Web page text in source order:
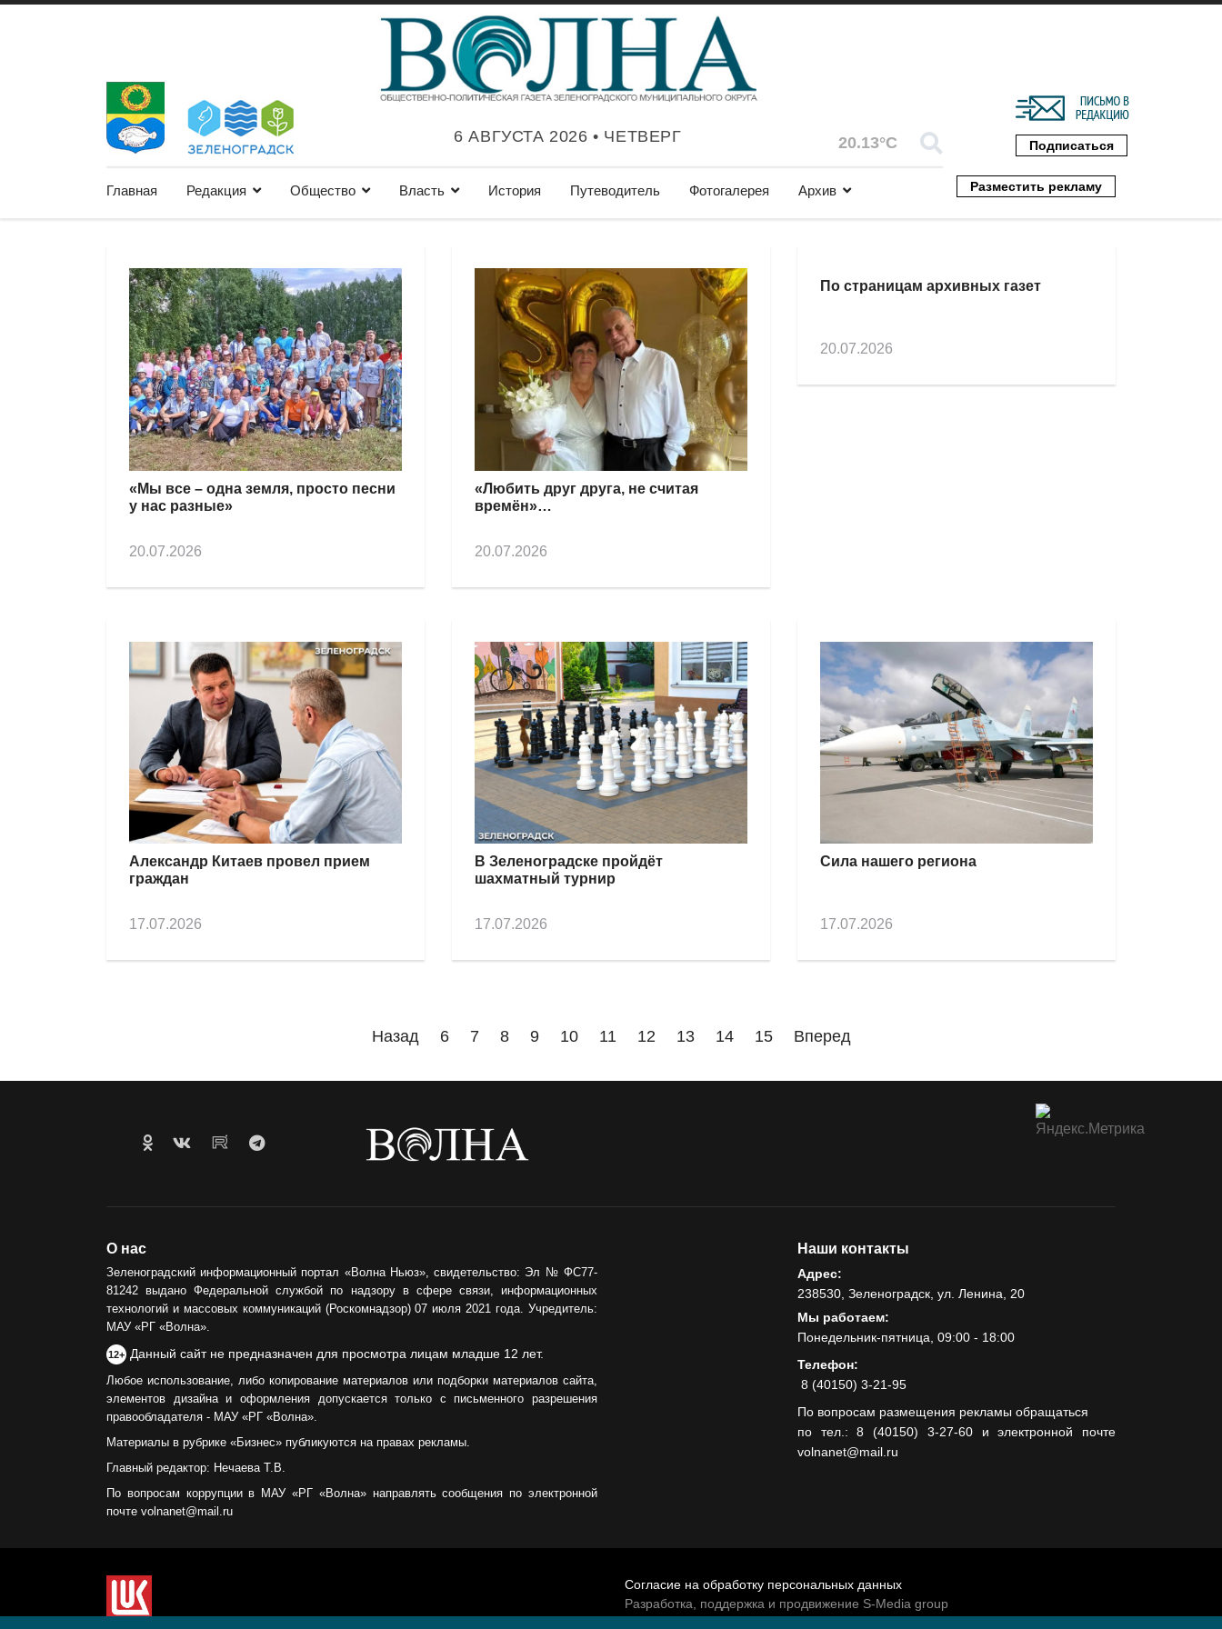
6 АВГУСТА 2026 • ЧЕТВЕРГ 20.13°C Подписаться
Главная Редакция Общество Власть История Путеводитель Фотогалерея Архив Разместить рекламу
«Мы все – одна земля, просто песни
у нас разные»
20.07.2026
«Любить друг друга, не считая
времён»…
20.07.2026
По страницам архивных газет
20.07.2026
Александр Китаев провел прием
граждан
17.07.2026
В Зеленоградске пройдёт
шахматный турнир
17.07.2026
Сила нашего региона
17.07.2026
Назад 6 7 8 9 10 11 12 13 14 15 Вперед
О нас
Зеленоградский информационный портал «Волна Ньюз», свидетельство: Эл № ФС77-
81242 выдано Федеральной службой по надзору в сфере связи, информационных
технологий и массовых коммуникаций (Роскомнадзор) 07 июля 2021 года. Учредитель:
МАУ «РГ «Волна».
12+ Данный сайт не предназначен для просмотра лицам младше 12 лет.
Любое использование, либо копирование материалов или подборки материалов сайта,
элементов дизайна и оформления допускается только с письменного разрешения
правообладателя - МАУ «РГ «Волна».
Материалы в рубрике «Бизнес» публикуются на правах рекламы.
Главный редактор: Нечаева Т.В.
По вопросам коррупции в МАУ «РГ «Волна» направлять сообщения по электронной
почте volnanet@mail.ru
Наши контакты
Адрес:
238530, Зеленоградск, ул. Ленина, 20
Мы работаем:
Понедельник-пятница, 09:00 - 18:00
Телефон:
8 (40150) 3-21-95
По вопросам размещения рекламы обращаться
по тел.: 8 (40150) 3-27-60 и электронной почте
volnanet@mail.ru
Согласие на обработку персональных данных
Разработка, поддержка и продвижение S-Media group